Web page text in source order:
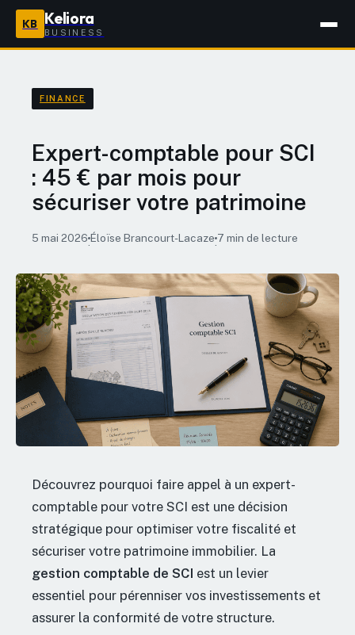
KB Keliora
BUSINESS
FINANCE
Expert-comptable pour SCI
: 45 € par mois pour
sécuriser votre patrimoine
5 mai 2026
·
Éloïse Brancourt-Lacaze
·
7 min de lecture
Découvrez pourquoi faire appel à un expert-
comptable pour votre SCI est une décision
stratégique pour optimiser votre fiscalité et
sécuriser votre patrimoine immobilier. La
gestion comptable de SCI est un levier
essentiel pour pérenniser vos investissements et
assurer la conformité de votre structure.